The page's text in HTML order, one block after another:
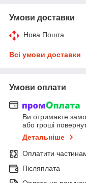
Умови доставки
Нова Пошта
Всі умови доставки
Умови оплати
Ви отримаєте
або гроші
Детальніше
Оплатити
Післяплата